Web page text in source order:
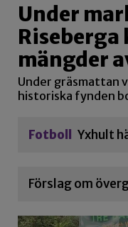
Under
mängder
Under gräsmattan
historiska fynden
Fotboll Yxhult
Förslag om